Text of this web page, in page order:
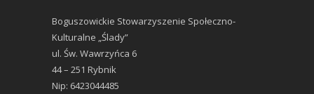
Boguszowickie Stowarzyszenie Społeczno-
Kulturalne „Ślady”
ul. Św. Wawrzyńca 6
44 – 251 Rybnik
Nip: 6423044485